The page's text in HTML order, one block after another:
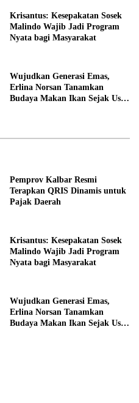
Krisantus: Kesepakatan Sosek
Malindo Wajib Jadi Program
Nyata bagi Masyarakat
Wujudkan Generasi Emas,
Erlina Norsan Tanamkan
Budaya Makan Ikan Sejak Usia
Pemprov Kalbar Resmi
Terapkan QRIS Dinamis untuk
Pajak Daerah
Krisantus: Kesepakatan Sosek
Malindo Wajib Jadi Program
Nyata bagi Masyarakat
Wujudkan Generasi Emas,
Erlina Norsan Tanamkan
Budaya Makan Ikan Sejak Usia